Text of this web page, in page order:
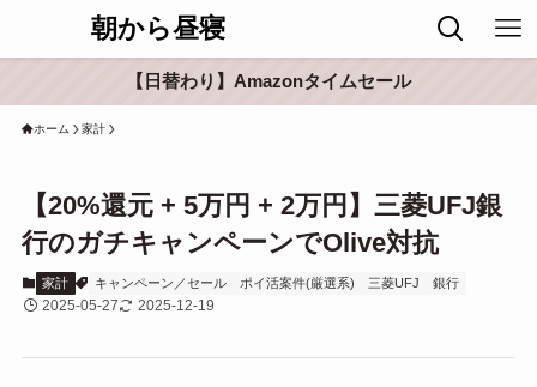
朝から昼寝
【日替わり】Amazonタイムセール
ホーム 家計
【20%還元 + 5万円 + 2万円】三菱UFJ銀
行のガチキャンペーンでOlive対抗
家計 キャンペーン／セール ポイ活案件(厳選系) 三菱UFJ 銀行
2025-05-27 2025-12-19